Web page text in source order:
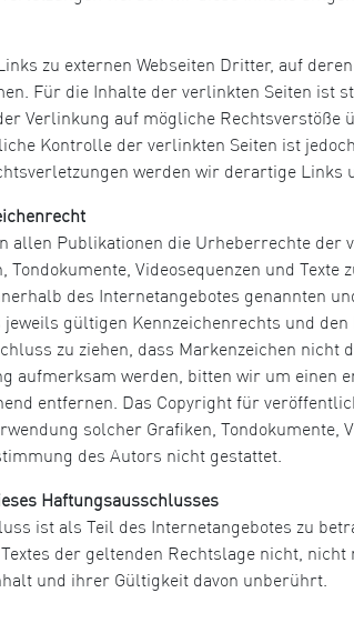
zu externen Webseiten Dritter, auf
Für die Inhalte der verlinkten Seiten
Verlinkung auf mögliche
Kontrolle der verlinkten Seiten ist
werden wir derartige Links
allen Publikationen die Urheberrechte der
Videosequenzen und
des Internetangebotes genannten
gültigen Kennzeichenrechts und
zu ziehen, dass Markenzeichen
aufmerksam werden, bitten wir um einen
entfernen. Das Copyright für
solcher Grafiken,
des Autors nicht gestattet.
Haftungsausschlusses
ist als Teil des Internetangebotes zu
der geltenden Rechtslage nicht,
und ihrer Gültigkeit davon unberührt.